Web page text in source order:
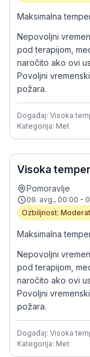
Maksimalna
Nepovoljni
pod terapijom,
naročito ako ovi
Povoljni
požara.
Događaj: Visoka
Kategorija: Met
Visoka
Pomoravlje
09. avg., 00:00 -
Ozbiljnost:
Maksimalna
Nepovoljni
pod terapijom,
naročito ako ovi
Povoljni
požara.
Događaj: Visoka
Kategorija: Met